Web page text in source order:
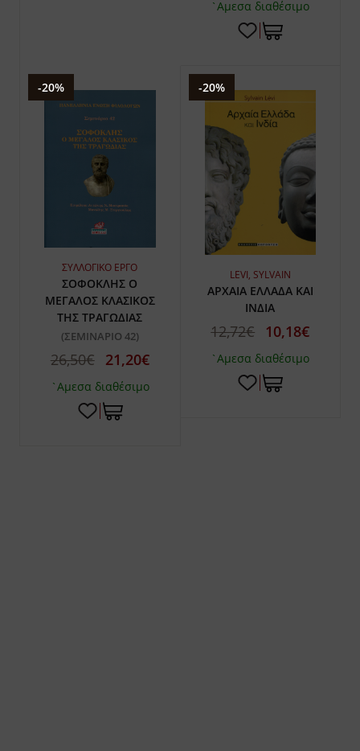
`Αμεσα διαθέσιμο
-20%
ΣΥΛΛΟΓΙΚΟ ΕΡΓΟ
ΣΟΦΟΚΛΗΣ Ο
ΜΕΓΑΛΟΣ ΚΛΑΣΙΚΟΣ
ΤΗΣ ΤΡΑΓΩΔΙΑΣ
(ΣΕΜΙΝΑΡΙΟ 42)
26,50€ 21,20€
`Αμεσα διαθέσιμο
-20%
LEVI, SYLVAIN
ΑΡΧΑΙΑ ΕΛΛΑΔΑ ΚΑΙ
ΙΝΔΙΑ
12,72€ 10,18€
`Αμεσα διαθέσιμο